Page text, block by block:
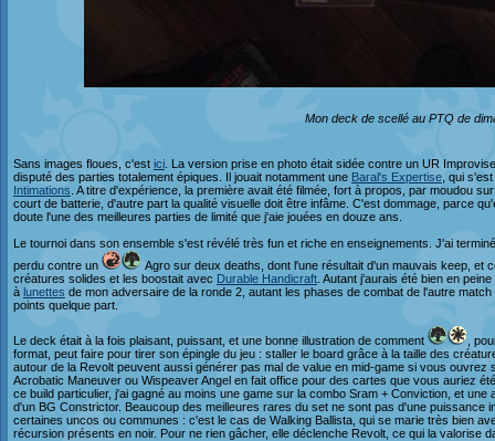
Mon deck de scellé au PTQ de
Sans images floues, c'est ici . La version prise en photo était sidée contre un UR
disputé des parties totalement épiques. Il jouait notamment une Baral's Expertise , qui
Intimations . A titre d'expérience, la première avait été filmée, fort à propos, par moudou
court de batterie, d'autre part la qualité visuelle doit être infâme. C'est dommage, parce
doute l'une des meilleures parties de limité que j'aie jouées en douze ans.
Le tournoi dans son ensemble s'est révélé très fun et riche en enseignements. J'ai
perdu contre un
Agro sur deux deaths, dont l'une résultait d'un mauvais keep, et
créatures solides et les boostait avec Durable Handicraft . Autant j'aurais été bien en
à lunettes de mon adversaire de la ronde 2, autant les phases de combat de l'autre
points quelque part.
Le deck était à la fois plaisant, puissant, et une bonne illustration de comment
,
format, peut faire pour tirer son épingle du jeu : staller le board grâce à la taille des
autour de la Revolt peuvent aussi générer pas mal de value en mid-game si vous
Acrobatic Maneuver ou Wispeaver Angel en fait office pour des cartes que vous auriez
ce build particulier, j'ai gagné au moins une game sur la combo Sram + Conviction, et
d'un BG Constrictor. Beaucoup des meilleures rares du set ne sont pas d'une puissance
certaines uncos ou communes : c'est le cas de Walking Ballista, qui se marie très bien
récursion présents en noir. Pour ne rien gâcher, elle déclenche Revolt, ce qui la valorise